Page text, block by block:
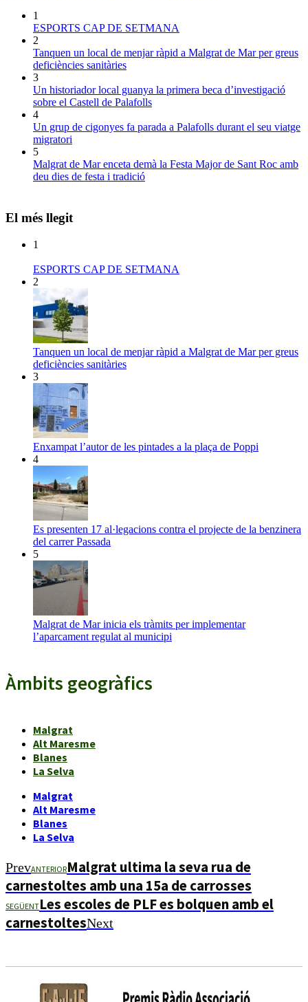
1
ESPORTS CAP DE SETMANA
2
Tanquen un local de menjar ràpid a Malgrat de Mar per greus
deficiències sanitàries
3
Un historiador local guanya la primera beca d’investigació
sobre el Castell de Palafolls
4
Un grup de cigonyes fa parada a Palafolls durant el seu viatge
migratori
5
Malgrat de Mar enceta demà la Festa Major de Sant Roc amb
deu dies de festa i tradició
El més llegit
1
ESPORTS CAP DE SETMANA
2
Tanquen un local de menjar ràpid a Malgrat de Mar per greus
deficiències sanitàries
3
Enxampat l’autor de les pintades a la plaça de Poppi
4
Es presenten 17 al·legacions contra el projecte de la benzinera
del carrer Passada
5
Malgrat de Mar inicia els tràmits per implementar
l’aparcament regulat al municipi
Àmbits geogràfics
Malgrat
Alt Maresme
Blanes
La Selva
Malgrat
Alt Maresme
Blanes
La Selva
PrevANTERIORMalgrat ultima la seva rua de
carnestoltes amb una 15a de carrosses
SEGÜENTLes escoles de PLF es bolquen amb el
carnestoltesNext